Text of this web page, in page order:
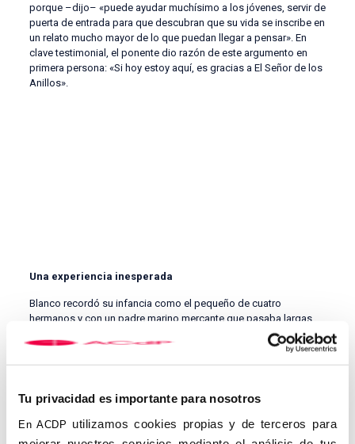
Tu privacidad es importante para nosotros
En ACDP utilizamos cookies propias y de terceros para
porque –dijo– «puede ayudar muchísimo a los jóvenes, servir de
puerta de entrada para que descubran que su vida se inscribe en
un relato mucho mayor de lo que puedan llegar a pensar». En
clave testimonial, el ponente dio razón de este argumento en
primera persona: «Si hoy estoy aquí, es gracias a El Señor de los
Anillos».
Una experiencia inesperada
Blanco recordó su infancia como el pequeño de cuatro
hermanos y con un padre marino mercante que pasaba largas
temporadas fuera de casa. «Echaba de menos una figura
paterna, la buscaba en mis profesores», señalaba, y relató cómo
la muerte de dos sacerdotes a los que tenía como referentes le
Sus padres, que no sabían qué hacer, le castigaban a menudo
sin salir de casa.